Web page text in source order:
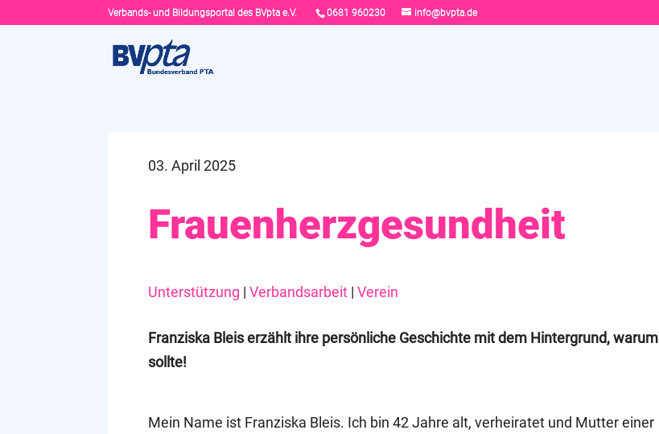
Verbands- und Bildungsportal des BVpta e.V. 0681 960230 info@bvpta.de
03. April 2025
Frauenherzgesundheit
Unterstützung |Verbandsarbeit |Verein
Franziska Bleis erzählt ihre persönliche Geschichte mit dem Hintergrund,
sollte!
Mein Name ist Franziska Bleis. Ich bin 42 Jahre alt, verheiratet und Mutter einer